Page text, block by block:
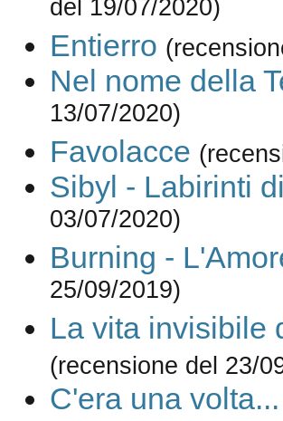
del 19/07/2020)
Entierro
Nel nome della
13/07/2020)
Favolacce
Sibyl - Labirinti
03/07/2020)
Burning -
25/09/2019)
La vita invisibile
(recensione del 23/
C'era una